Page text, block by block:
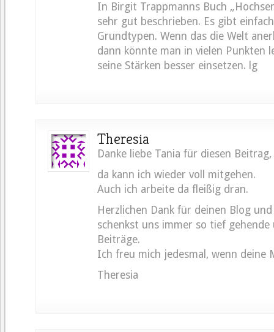
In Birgit Trappmanns Buch
sehr gut beschrieben. Es gibt
Grundtypen. Wenn das die Welt
dann könnte man in vielen Punkten
seine Stärken besser einsetzen. lg
Theresia
Danke liebe Tania für diesen Beitrag,
da kann ich wieder voll mitgehen.
Auch ich arbeite da fleißig dran.
Herzlichen Dank für deinen Blog
schenkst uns immer so tief
Beiträge.
Ich freu mich jedesmal, wenn deine
Theresia